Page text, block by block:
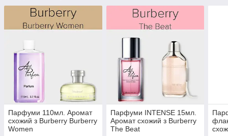
Парфуми 110мл. Аромат
схожий з Burberry Burberry
Women
Парфуми INTENSE 15мл.
Аромат схожий з Burberry
The Beat